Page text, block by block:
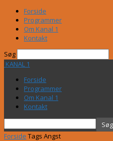
Forside
Programmer
Om Kanal 1
Kontakt
Søg
KANAL 1
Forside
Programmer
Om Kanal 1
Kontakt
Forside Tags Angst